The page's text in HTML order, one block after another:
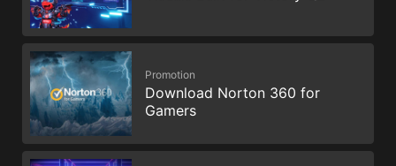
Promotion
Download Norton 360 for
Gamers